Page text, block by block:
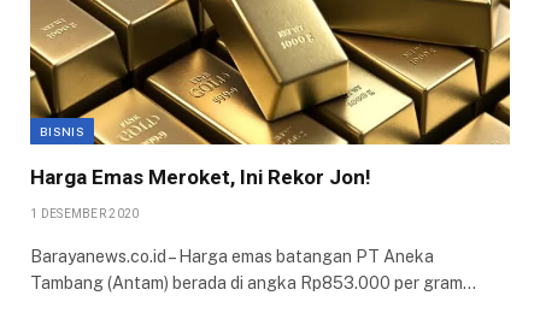
BISNIS
Harga Emas Meroket, Ini Rekor Jon!
1 DESEMBER 2020
Barayanews.co.id – Harga emas batangan PT Aneka
Tambang (Antam) berada di angka Rp853.000 per gram…